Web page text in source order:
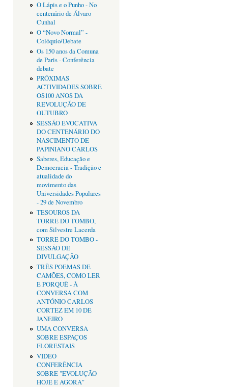
O Lápis e o Punho - No
centenário de Álvaro
Cunhal
O “Novo Normal” -
Colóquio/Debate
Os 150 anos da Comuna
de Paris - Conferência
debate
PRÓXIMAS
ACTIVIDADES SOBRE
OS100 ANOS DA
REVOLUÇÃO DE
OUTUBRO
SESSÃO EVOCATIVA
DO CENTENÁRIO DO
NASCIMENTO DE
PAPINIANO CARLOS
Saberes, Educação e
Democracia - Tradição e
atualidade do
movimento das
Universidades Populares
- 29 de Novembro
TESOUROS DA
TORRE DO TOMBO,
com Silvestre Lacerda
TORRE DO TOMBO -
SESSÃO DE
DIVULGAÇÃO
TRÊS POEMAS DE
CAMÕES, COMO LER
E PORQUÊ - À
CONVERSA COM
ANTÓNIO CARLOS
CORTEZ EM 10 DE
JANEIRO
UMA CONVERSA
SOBRE ESPAÇOS
FLORESTAIS
VIDEO
CONFERÊNCIA
SOBRE "EVOLUÇÃO
HOJE E AGORA"